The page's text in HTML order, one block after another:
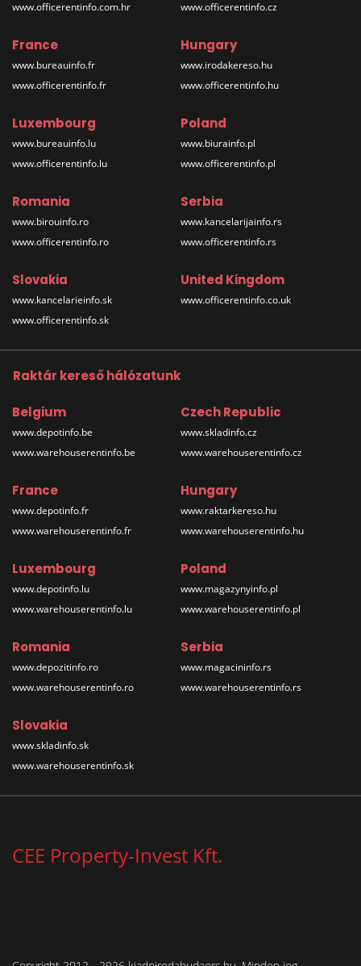
www.officerentinfo.com.hr
www.officerentinfo.cz
France
www.bureauinfo.fr
www.officerentinfo.fr
Hungary
www.irodakereso.hu
www.officerentinfo.hu
Luxembourg
www.bureauinfo.lu
www.officerentinfo.lu
Poland
www.biurainfo.pl
www.officerentinfo.pl
Romania
www.birouinfo.ro
www.officerentinfo.ro
Serbia
www.kancelarijainfo.rs
www.officerentinfo.rs
Slovakia
www.kancelarieinfo.sk
www.officerentinfo.sk
United Kingdom
www.officerentinfo.co.uk
Raktár kereső hálózatunk
Belgium
www.depotinfo.be
www.warehouserentinfo.be
Czech Republic
www.skladinfo.cz
www.warehouserentinfo.cz
France
www.depotinfo.fr
www.warehouserentinfo.fr
Hungary
www.raktarkereso.hu
www.warehouserentinfo.hu
Luxembourg
www.depotinfo.lu
www.warehouserentinfo.lu
Poland
www.magazynyinfo.pl
www.warehouserentinfo.pl
Romania
www.depozitinfo.ro
www.warehouserentinfo.ro
Serbia
www.magacininfo.rs
www.warehouserentinfo.rs
Slovakia
www.skladinfo.sk
www.warehouserentinfo.sk
CEE Property-Invest Kft.